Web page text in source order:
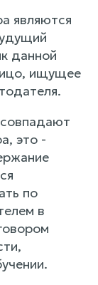
являются
данной
ищущее
это -
по
в